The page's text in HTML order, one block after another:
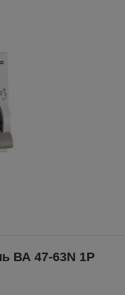
ВА 47-63N 1P